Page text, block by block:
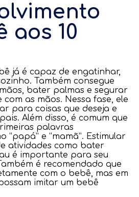
aos 10
já é capaz de engatinhar,
Também consegue
bater palmas e segurar
as mãos. Nessa fase, ele
para coisas que deseja e
Além disso, é comum que
palavras
“papá” e “mamã”. Estimular
atividades como bater
é importante para seu
é recomendado que
com o bebê, mas em
imitar um bebê